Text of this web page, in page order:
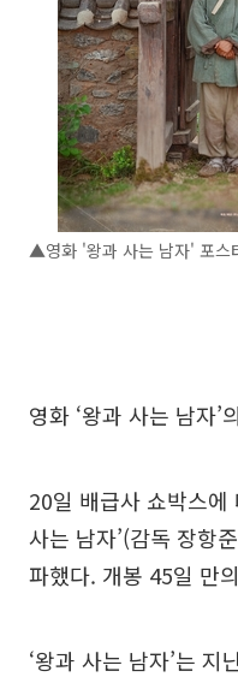
▲영화 '왕과 사는 남자' 포스
영화 ‘왕과 사는 남자
20일 배급사 쇼박스에
사는 남자’(감독 장항
파했다. 개봉 45일 만
‘왕과 사는 남자’는